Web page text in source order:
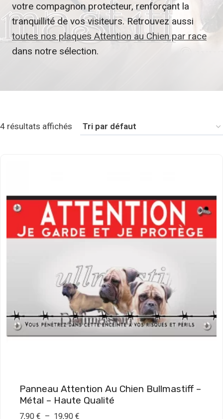
votre compagnon protecteur, renforçant la
tranquillité de vos visiteurs. Retrouvez aussi
toutes nos plaques Attention au Chien par race
dans notre sélection.
4 résultats affichés
Panneau Attention Au Chien Bullmastiff –
Métal – Haute Qualité
7,90 € – 19,90 €P